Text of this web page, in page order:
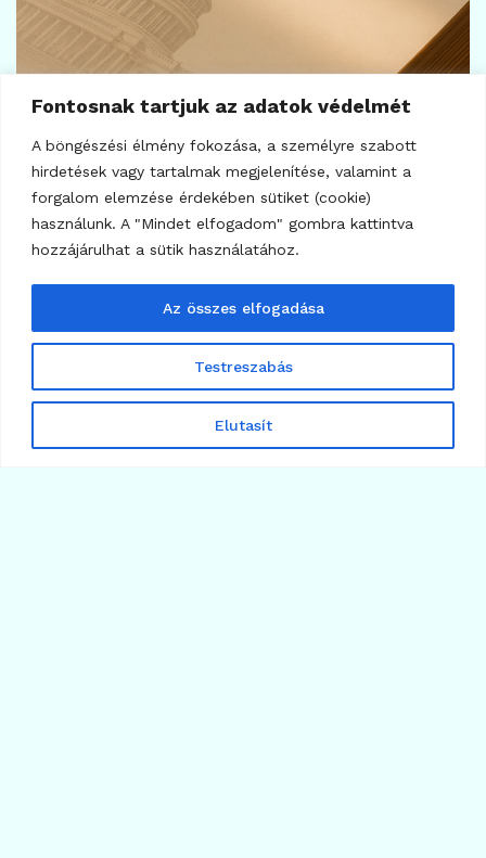
Fontosnak tartjuk az adatok védelmét
A böngészési élmény fokozása, a személyre szabott
hirdetések vagy tartalmak megjelenítése, valamint a
forgalom elemzése érdekében sütiket (cookie)
használunk. A "Mindet elfogadom" gombra kattintva
hozzájárulhat a sütik használatához.
Testreszabás
Elutasít
Az összes elfogadása
KRIPTOVALUTA HÍREK
A PayPal hatalmas bitcoin nyereményjátékot
2025.11.26.